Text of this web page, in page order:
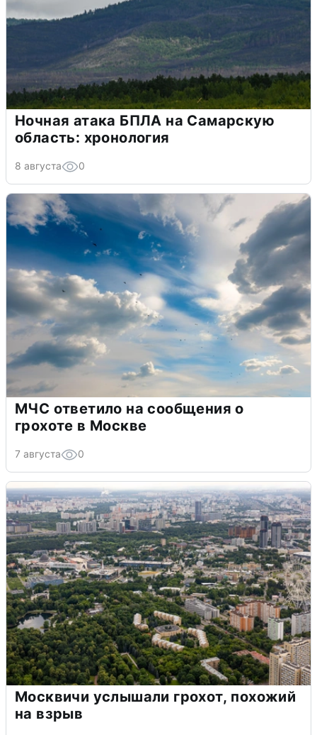
Ночная атака БПЛА на Самарскую
область: хронология
8 августа 0
МЧС ответило на сообщения о
грохоте в Москве
7 августа 0
Москвичи услышали грохот, похожий
на взрыв